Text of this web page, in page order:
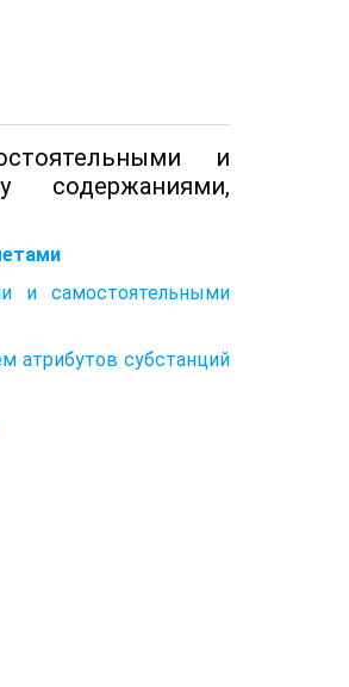
и
содержаниями,
и самостоятельными
атрибутов субстанций